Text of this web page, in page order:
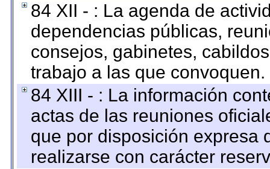
84 XII - : La agenda de
dependencias públicas,
consejos, gabinetes,
trabajo a las que convoquen.
84 XIII - : La información
actas de las reuniones
que por disposición expresa
realizarse con carácter